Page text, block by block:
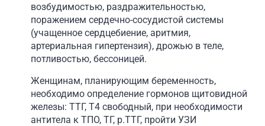
возбудимостью, раздражительностью,
поражением сердечно-сосудистой системы
(учащенное сердцебиение, аритмия,
артериальная гипертензия), дрожью в теле,
потливостью, бессоницей.
Женщинам, планирующим беременность,
необходимо определение гормонов щитовидной
железы: ТТГ, Т4 свободный, при необходимости
антитела к ТПО, ТГ, р.ТТГ, пройти УЗИ